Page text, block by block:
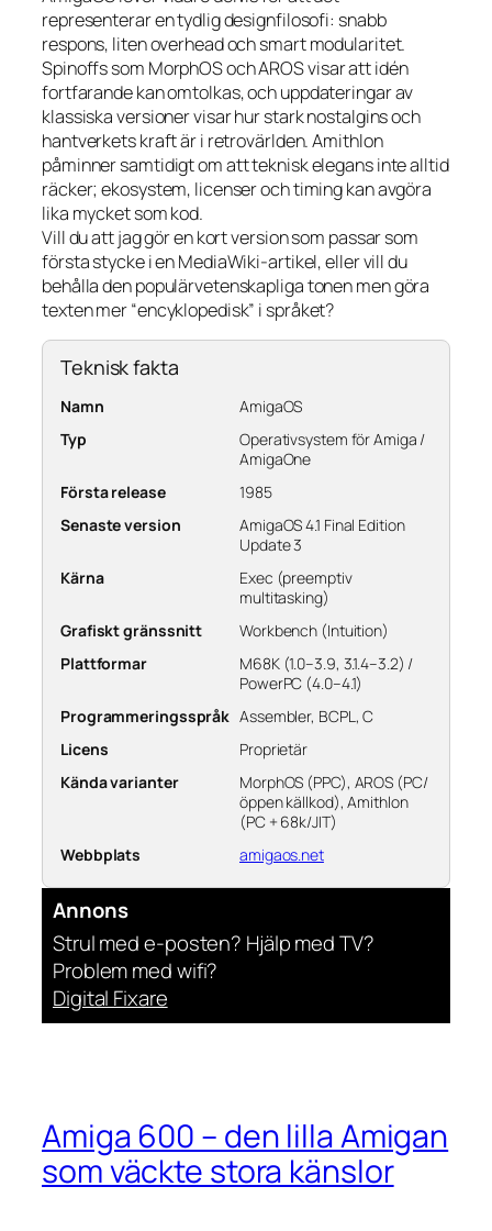
representerar en tydlig designfilosofi: snabb
respons, liten overhead och smart modularitet.
Spinoffs som MorphOS och AROS visar att idén
fortfarande kan omtolkas, och uppdateringar av
klassiska versioner visar hur stark nostalgins och
hantverkets kraft är i retrovärlden. Amithlon
påminner samtidigt om att teknisk elegans inte alltid
räcker; ekosystem, licenser och timing kan avgöra
lika mycket som kod.
Vill du att jag gör en kort version som passar som
första stycke i en MediaWiki-artikel, eller vill du
behålla den populärvetenskapliga tonen men göra
texten mer “encyklopedisk” i språket?
Teknisk fakta
Namn
AmigaOS
Typ
Operativsystem för Amiga /
AmigaOne
Första release
1985
Senaste version
AmigaOS 4.1 Final Edition
Update 3
Kärna
Exec (preemptiv
multitasking)
Grafiskt gränssnitt
Workbench (Intuition)
Plattformar
M68K (1.0–3.9, 3.1.4–3.2) /
PowerPC (4.0–4.1)
Programmeringsspråk Assembler, BCPL, C
Licens
Proprietär
Kända varianter
MorphOS (PPC), AROS (PC/
öppen källkod), Amithlon
(PC + 68k/JIT)
Webbplats
amigaos.net
Annons
Strul med e-posten? Hjälp med TV?
Problem med wifi?
Digital Fixare
Amiga 600 – den lilla Amigan
som väckte stora känslor